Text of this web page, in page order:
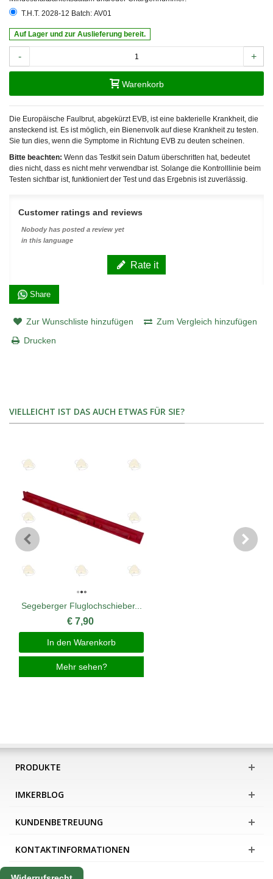
T.H.T. 2028-12 Batch: AV01
Auf Lager und zur Auslieferung bereit.
- +
Warenkorb
Die Europäische Faulbrut, abgekürzt EVB, ist eine bakterielle Krankheit, die
ansteckend ist. Es ist möglich, ein Bienenvolk auf diese Krankheit zu testen.
Sie tun dies, wenn die Symptome in Richtung EVB zu deuten scheinen.
Bitte beachten: Wenn das Testkit sein Datum überschritten hat, bedeutet
dies nicht, dass es nicht mehr verwendbar ist. Solange die Kontrolllinie beim
Testen sichtbar ist, funktioniert der Test und das Ergebnis ist zuverlässig.
Customer ratings and reviews
Nobody has posted a review yet
in this language
Rate it
Share
Zur Wunschliste hinzufügen
Zum Vergleich hinzufügen
Drucken
VIELLEICHT IST DAS AUCH ETWAS FÜR SIE?
Segeberger Fluglochschieber...
€ 7,90
In den Warenkorb
Mehr sehen?
PRODUKTE
IMKERBLOG
KUNDENBETREUUNG
KONTAKTINFORMATIONEN